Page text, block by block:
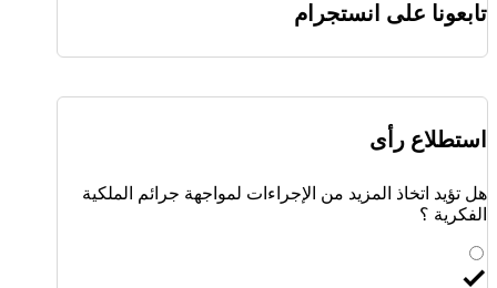
تابعونا على انستجرام
استطلاع رأى
هل تؤيد اتخاذ المزيد من الإجراءات لمواجهة جرائم الملكية
الفكرية ؟